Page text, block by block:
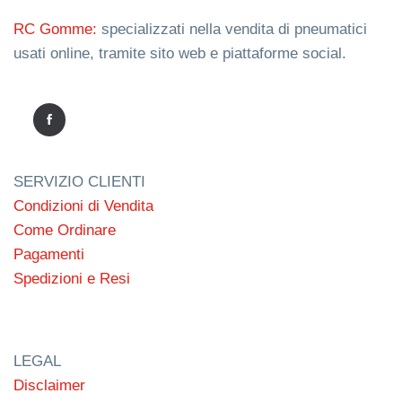
RC Gomme: specializzati nella vendita di pneumatici
usati online, tramite sito web e piattaforme social.
SERVIZIO CLIENTI
Condizioni di Vendita
Come Ordinare
Pagamenti
Spedizioni e Resi
LEGAL
Disclaimer